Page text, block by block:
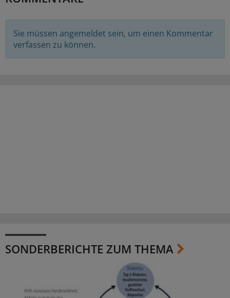
Sie müssen angemeldet sein, um einen Kommentar
verfassen zu können.
SONDERBERICHTE ZUM THEMA